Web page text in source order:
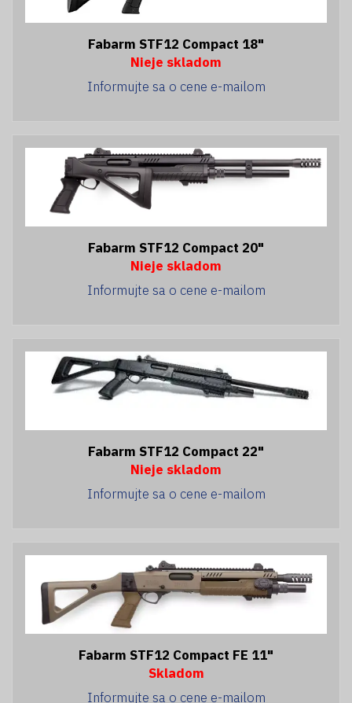
Fabarm STF12 Compact 18"
Nieje skladom
Informujte sa o cene e-mailom
Fabarm STF12 Compact 20"
Nieje skladom
Informujte sa o cene e-mailom
Fabarm STF12 Compact 22"
Nieje skladom
Informujte sa o cene e-mailom
Fabarm STF12 Compact FE 11"
Skladom
Informujte sa o cene e-mailom